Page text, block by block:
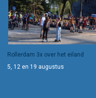
Rollerdam 3x over het eiland
5, 12 en 19 augustus